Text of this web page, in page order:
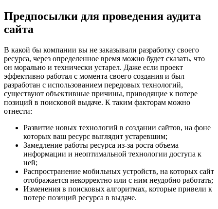
Предпосылки для проведения аудита
сайта
В какой бы компании вы не заказывали разработку своего
ресурса, через определенное время можно будет сказать, что
он морально и технически устарел. Даже если проект
эффективно работал с момента своего создания и был
разработан с использованием передовых технологий,
существуют объективные причины, приводящие к потере
позиций в поисковой выдаче. К таким факторам можно
отнести:
Развитие новых технологий в создании сайтов, на фоне
которых ваш ресурс выглядит устаревшим;
Замедление работы ресурса из-за роста объема
информации и неоптимальной технологии доступа к
ней;
Распространение мобильных устройств, на которых сайт
отображается некорректно или с ним неудобно работать;
Изменения в поисковых алгоритмах, которые привели к
потере позиций ресурса в выдаче.